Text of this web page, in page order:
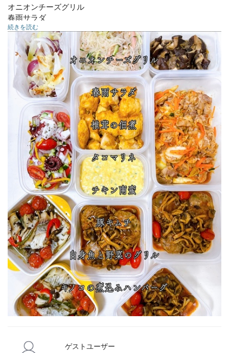
オニオンチーズグリル
春雨サラダ
★椎茸の佃煮
タコマリネ
チキン南蛮
★豚キムチ
白身魚と野菜のグリル
★キノコの煮込みハンバーグ
★冷凍可能
続きを読む
ゲストユーザー